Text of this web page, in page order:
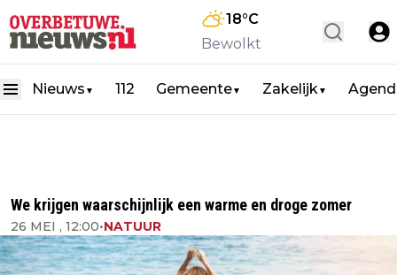
18°C
Bewolkt
Nieuws ▼ 112 Gemeente▼ Zakelijk▼
We krijgen waarschijnlijk een warme en droge zomer
26 MEI , 12:00•NATUUR